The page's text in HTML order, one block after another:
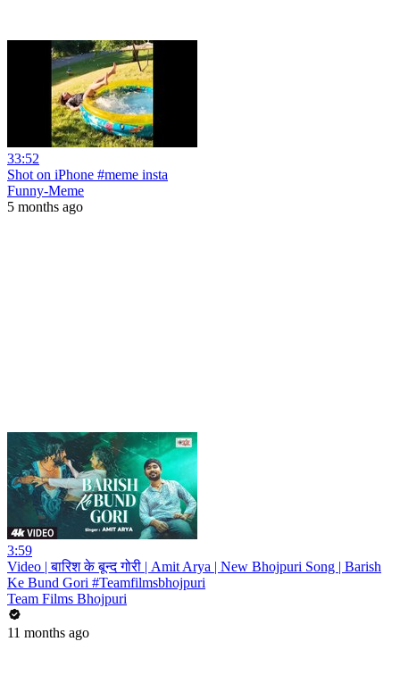
33:52
Shot on iPhone #meme insta
Funny-Meme
5 months ago
3:59
Video | बारिश के बून्द गोरी | Amit Arya | New Bhojpuri Song | Barish
Ke Bund Gori #Teamfilmsbhojpuri
Team Films Bhojpuri
11 months ago